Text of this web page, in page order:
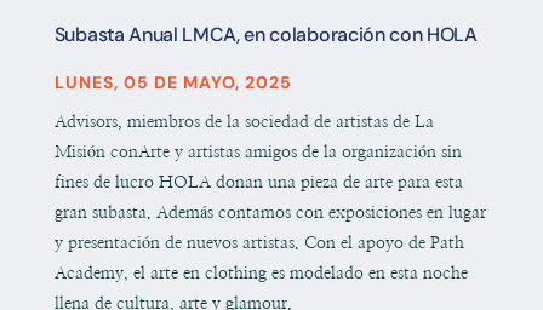
Subasta Anual LMCA, en colaboración con HOLA
LUNES, 05 DE MAYO, 2025
Advisors, miembros de la sociedad de artistas de La
Misión conArte y artistas amigos de la organización sin
fines de lucro HOLA donan una pieza de arte para esta
gran subasta. Además contamos con exposiciones en lugar
y presentación de nuevos artistas. Con el apoyo de Path
Academy, el arte en clothing es modelado en esta noche
llena de cultura, arte y glamour.